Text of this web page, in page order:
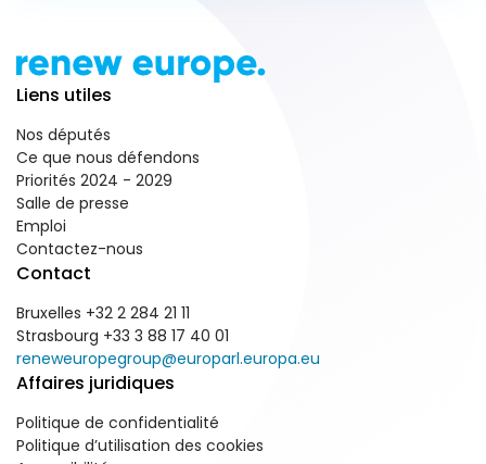
Liens utiles
Nos députés
Ce que nous défendons
Priorités 2024 - 2029
Salle de presse
Emploi
Contactez-nous
Contact
Bruxelles +32 2 284 21 11
Strasbourg +33 3 88 17 40 01
reneweuropegroup@europarl.europa.eu
Affaires juridiques
Politique de confidentialité
Politique d’utilisation des cookies